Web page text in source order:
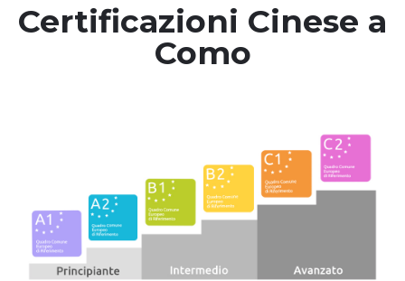
Certificazioni Cinese a
Como